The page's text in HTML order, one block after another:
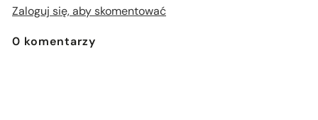
Zaloguj się, aby skomentować
0 komentarzy